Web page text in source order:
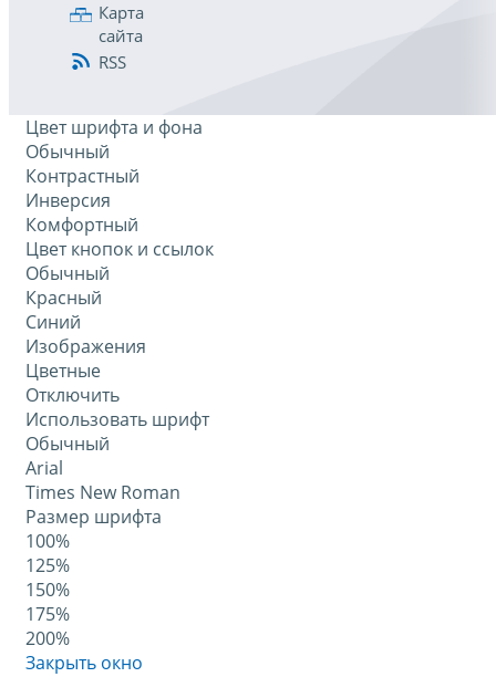
Карта
сайта
RSS
Цвет шрифта и фона
Обычный
Контрастный
Инверсия
Комфортный
Цвет кнопок и ссылок
Обычный
Красный
Синий
Изображения
Цветные
Отключить
Использовать шрифт
Обычный
Arial
Times New Roman
Размер шрифта
100%
125%
150%
175%
200%
Закрыть окно